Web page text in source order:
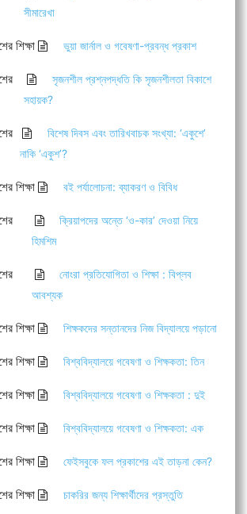
সীমারেখা
শিক্ষা ভুয়া জার্নাল ও গবেষণা-প্রবন্ধ প্রকাশ
সৃজনশীল প্রশ্নপদ্ধতি কি সৃজনশীলতা বিকাশে
সহায়ক?
বিশেষ দিবস এবং তারিখবাচক সংখ্যা: ‘একুশে’
নাকি ‘একুশ’?
শিক্ষা বই পর্যালোচনা: ব্যাকরণ ও বিবিধ
ক্রিয়াপদের অন্তে ‘ও-কার’ দেওয়া নিয়ে
হিমশিম
নোংরা প্রতিযোগিতা ও শিক্ষা : বিপ্লব
আবশ্যক
শিক্ষা শিক্ষকদের সন্তানদের নিজ বিদ্যালয়ে পড়ানো
শিক্ষা বিশ্ববিদ্যালয়ে গবেষণা ও শিক্ষকতা: তিন
শিক্ষা বিশ্ববিদ্যালয়ে গবেষণা ও শিক্ষকতা : দুই
শিক্ষা বিশ্ববিদ্যালয়ে গবেষণা ও শিক্ষকতা: এক
শিক্ষা ফেইসবুকে ফল প্রকাশের এই তাড়না কেন?
শিক্ষা চাকরির জন্য শিক্ষার্থীদের প্রস্তুতি